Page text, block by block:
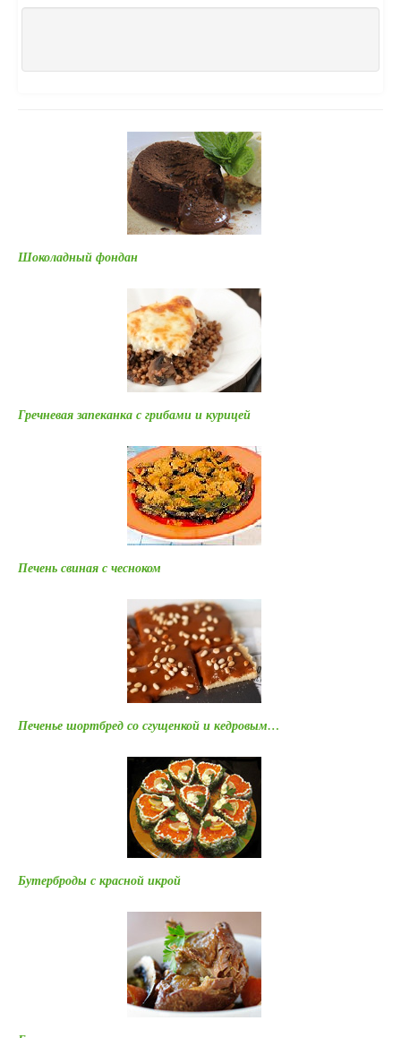
Шоколадный фондан
Гречневая запеканка с грибами и курицей
Печень свиная с чесноком
Печенье шортбред со сгущенкой и кедровым…
Бутерброды с красной икрой